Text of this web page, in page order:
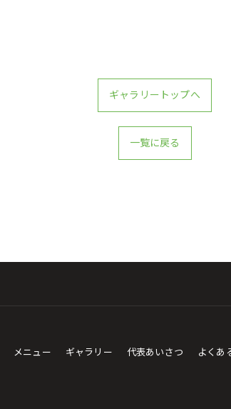
ギャラリートップへ
一覧に戻る
メニュー ギャラリー 代表あいさつ よくあ